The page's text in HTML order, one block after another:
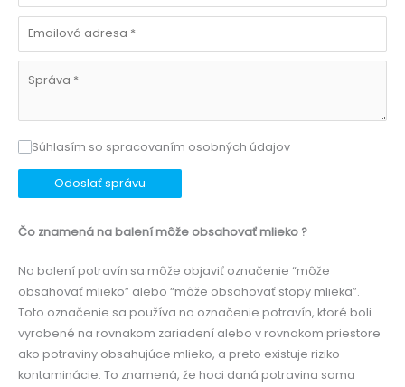
Súhlasím so spracovaním osobných údajov
Odoslať správu
Čo znamená na balení môže obsahovať mlieko ?
Na balení potravín sa môže objaviť označenie “môže
obsahovať mlieko” alebo “môže obsahovať stopy mlieka”.
Toto označenie sa používa na označenie potravín, ktoré boli
vyrobené na rovnakom zariadení alebo v rovnakom priestore
ako potraviny obsahujúce mlieko, a preto existuje riziko
kontaminácie. To znamená, že hoci daná potravina sama